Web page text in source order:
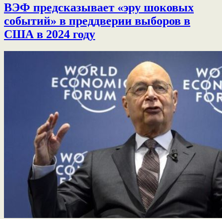
ВЭФ предсказывает «эру шоковых
событий» в преддверии выборов в
США в 2024 году